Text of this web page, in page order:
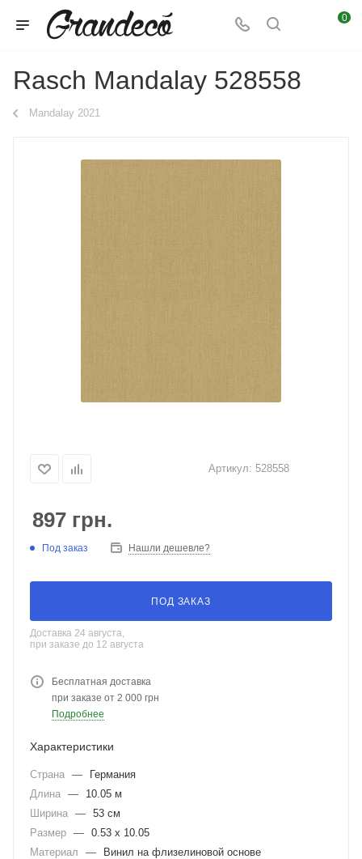
0
Rasch Mandalay 528558
Mandalay 2021
Артикул: 528558
897 грн.
Под заказ Нашли дешевле?
ПОД ЗАКАЗ
Доставка 24 августа,
при заказе до 12 августа
Бесплатная доставка
при заказе от 2 000 грн
Подробнее
Характеристики
Страна —
Германия
Длина —
10.05 м
Ширина — 53 см
Размер — 0.53 x 10.05
Материал
—
Винил на флизелиновой основе